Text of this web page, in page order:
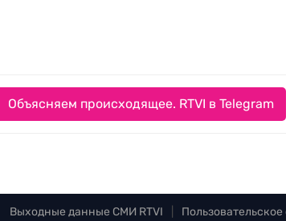
Объясняем происходящее. RTVI в Telegram
Выходные данные СМИ RTVI